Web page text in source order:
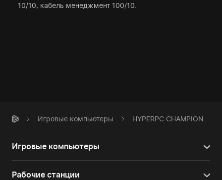
10/10, кабель менеджмент 100/10.
Игровые компьютеры HYPERPC CHAMPION
Игровые компьютеры
Рабочие станции